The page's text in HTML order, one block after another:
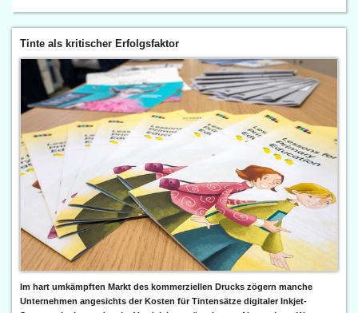
Tinte als kritischer Erfolgsfaktor
Im hart umkämpften Markt des kommerziellen Drucks zögern manche
Unternehmen angesichts der Kosten für Tintensätze digitaler Inkjet-